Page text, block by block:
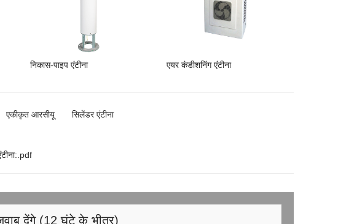
निकास-पाइप एंटीना एयर कंडीशनिंग एंटीना
एकीकृत आरसीयू सिलेंडर एंटीना
देंगे (12 घंटे के भीतर)